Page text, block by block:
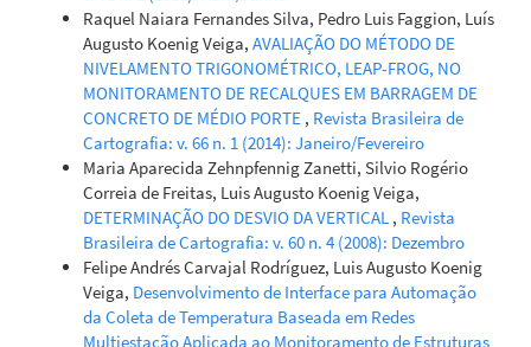
Raquel Naiara Fernandes Silva, Pedro Luis Faggion, Luís
Augusto Koenig Veiga, AVALIAÇÃO DO MÉTODO DE
NIVELAMENTO TRIGONOMÉTRICO, LEAP-FROG, NO
MONITORAMENTO DE RECALQUES EM BARRAGEM DE
CONCRETO DE MÉDIO PORTE , Revista Brasileira de
Cartografia: v. 66 n. 1 (2014): Janeiro/Fevereiro
Maria Aparecida Zehnpfennig Zanetti, Silvio Rogério
Correia de Freitas, Luis Augusto Koenig Veiga,
DETERMINAÇÃO DO DESVIO DA VERTICAL , Revista
Brasileira de Cartografia: v. 60 n. 4 (2008): Dezembro
Felipe Andrés Carvajal Rodríguez, Luis Augusto Koenig
Veiga, Desenvolvimento de Interface para Automação
da Coleta de Temperatura Baseada em Redes
Multiestação Aplicada ao Monitoramento de Estruturas